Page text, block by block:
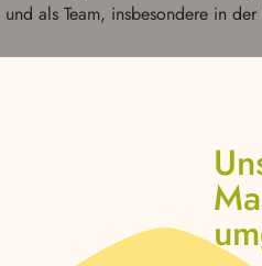
und als Team, ins­beson­dere in